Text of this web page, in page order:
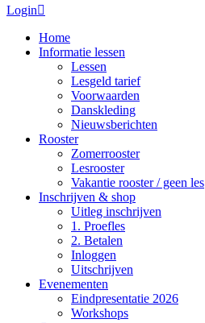
Login
Home
Informatie lessen
Lessen
Lesgeld tarief
Voorwaarden
Danskleding
Nieuwsberichten
Rooster
Zomerrooster
Lesrooster
Vakantie rooster / geen les
Inschrijven & shop
Uitleg inschrijven
1. Proefles
2. Betalen
Inloggen
Uitschrijven
Evenementen
Eindpresentatie 2026
Workshops